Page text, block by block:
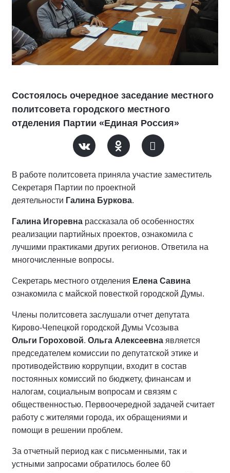
Состоялось очередное заседание местного
политсовета городского местного
отделения Партии «Единая Россия»
В работе политсовета приняла участие заместитель
Секретаря Партии по проектной
деятельности Галина Буркова.
Галина Игоревна рассказала об особенностях
реализации партийных проектов, ознакомила с
лучшими практиками других регионов. Ответила на
многочисленные вопросы.
Секретарь местного отделения Елена Савина
ознакомила с майской повесткой городской Думы.
Члены политсовета заслушали отчет депутата
Кирово-Чепецкой городcкой Думы Vсозыва
Ольги Гороховой. Ольга Алексеевна является
председателем комиссии по депутатской этике и
противодействию коррупции, входит в состав
постоянных комиссий по бюджету, финансам и
налогам, социальным вопросам и связям с
общественностью. Первоочередной задачей считает
работу с жителями города, их обращениями и
помощи в решении проблем.
За отчетный период как с письменными, так и
устными запросами обратилось более 60